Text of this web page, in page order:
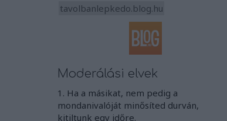
tavolbanlepkedo.blog.hu
Moderálási elvek
1. Ha a másikat, nem pedig a
mondanivalóját minősíted durván,
kitiltunk egy időre.